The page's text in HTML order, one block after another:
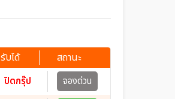
รับได้ สถานะ
ปิดกรุ๊ป
จองด่วน